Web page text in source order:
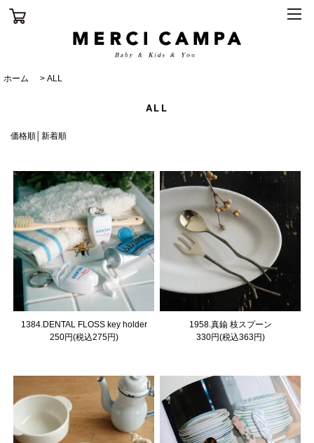
ホーム > ALL
ALL
価格順 新着順
1384.DENTAL FLOSS key holder
250円(税込275円)
1958.真鍮 枝スプーン
330円(税込363円)